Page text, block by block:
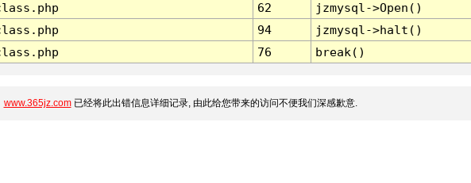
62
jzmysql->Open()
94
jzmysql->halt()
76 break()
www.365jz.com已经将此出错信息详细记录, 由此给您带来的访问不便我们深感歉意.